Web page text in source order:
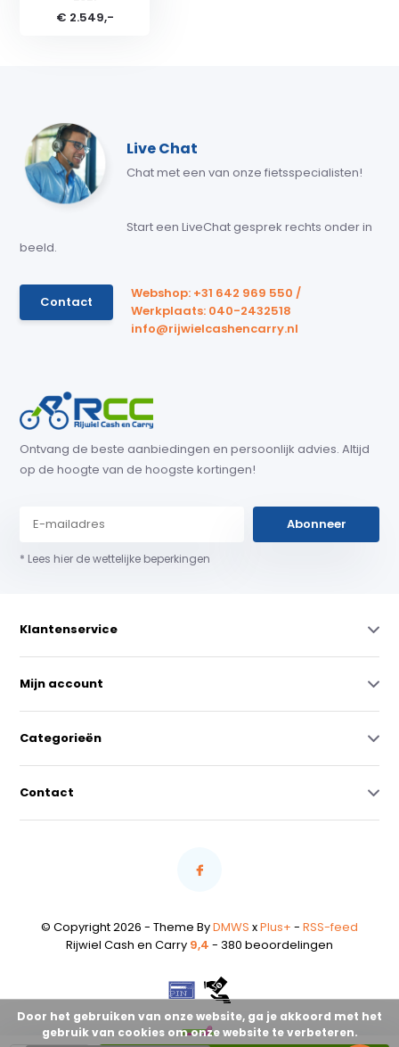
€ 2.549,-
Live Chat
Chat met een van onze fietsspecialisten!
Start een LiveChat gesprek rechts onder in
beeld.
Contact
Webshop: +31 642 969 550 /
Werkplaats: 040-2432518
info@rijwielcashencarry.nl
Ontvang de beste aanbiedingen en persoonlijk advies. Altijd
op de hoogte van de hoogste kortingen!
Abonneer
* Lees hier de wettelijke beperkingen
Klantenservice
Mijn account
Categorieën
Contact
© Copyright 2026 - Theme ByDMWS xPlus+ - RSS-feed
Rijwiel Cash en Carry 9,4 - 380 beoordelingen
Door het gebruiken van onze website, ga je akkoord met het
gebruik van cookies om onze website te verbeteren.